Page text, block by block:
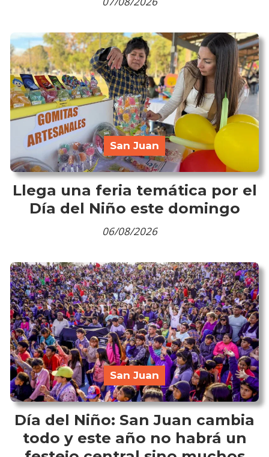
Llega una feria temática por el
Día del Niño este domingo
San Juan
06/08/2026
Día del Niño: San Juan cambia
todo y este año no habrá un
San Juan